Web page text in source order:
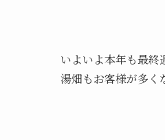
いよいよ本年も最終
湯畑もお客様が多く